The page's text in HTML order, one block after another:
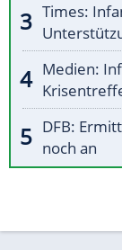
Times:
Medien:
DFB:
noch an